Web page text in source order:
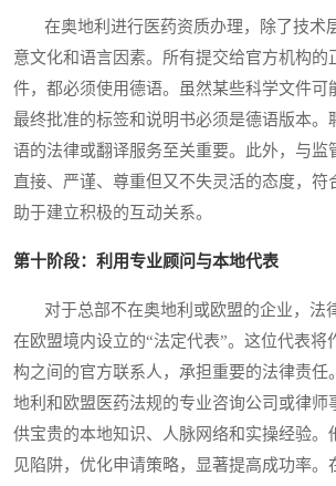
在奥地利进行医药资质办理，除了技术
意文化和语言因素。所有提交给官方机构的
件，都必须使用德语。虽然某些科学文件可
最终批准的标签和说明书必须是德语版本。
语的法律或翻译服务至关重要。此外，与监
直接、严谨、尊重但又不失灵活的态度，符
助于建立积极的互动关系。
第十阶段：利用专业顾问与本地代表
对于总部不在奥地利或欧盟的企业，法
在欧盟境内设立的“法定代表”。这位代表将
构之间的官方联系人，承担重要的法律责任
地利和欧盟医药法规的专业咨询公司或律师
供宝贵的本地知识、人脉网络和实操经验。
见陷阱，优化申请策略，显著提高成功率。